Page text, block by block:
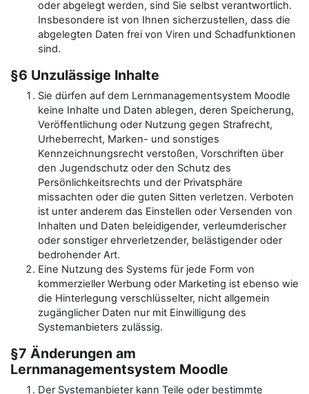
oder abgelegt werden, sind Sie selbst verantwortlich.
Insbesondere ist von Ihnen sicherzustellen, dass die
abgelegten Daten frei von Viren und Schadfunktionen
sind.
§6 Unzulässige Inhalte
Sie dürfen auf dem Lernmanagementsystem Moodle
keine Inhalte und Daten ablegen, deren Speicherung,
Veröffentlichung oder Nutzung gegen Strafrecht,
Urheberrecht, Marken- und sonstiges
Kennzeichnungsrecht verstoßen, Vorschriften über
den Jugendschutz oder den Schutz des
Persönlichkeitsrechts und der Privatsphäre
missachten oder die guten Sitten verletzen. Verboten
ist unter anderem das Einstellen oder Versenden von
Inhalten und Daten beleidigender, verleumderischer
oder sonstiger ehrverletzender, belästigender oder
bedrohender Art.
Eine Nutzung des Systems für jede Form von
kommerzieller Werbung oder Marketing ist ebenso wie
die Hinterlegung verschlüsselter, nicht allgemein
zugänglicher Daten nur mit Einwilligung des
Systemanbieters zulässig.
§7 Änderungen am
Lernmanagementsystem Moodle
Der Systemanbieter kann Teile oder bestimmte